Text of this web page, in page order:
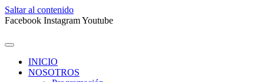
Saltar al contenido
Facebook InstagramYoutube
INICIO
NOSOTROS